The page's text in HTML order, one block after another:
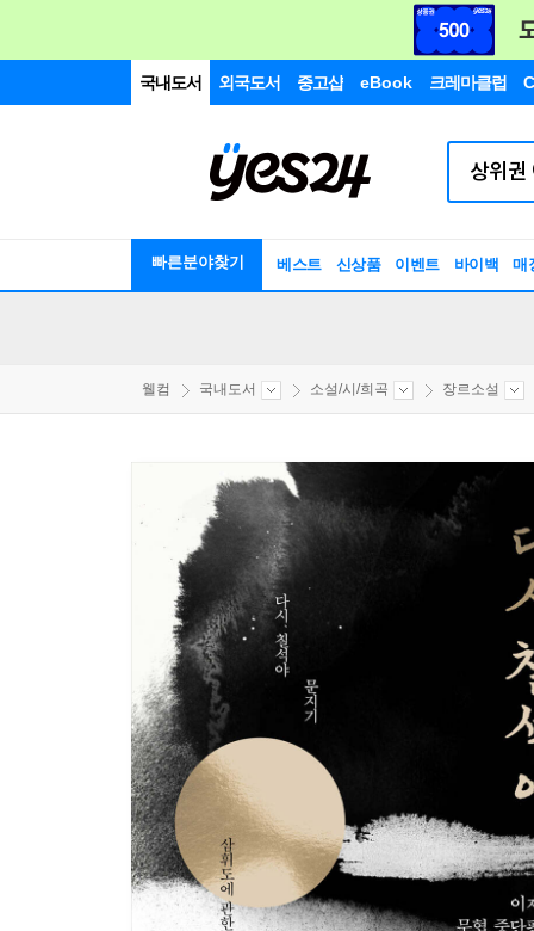
국내도서 외국도서 중고샵 eBook 크레마클럽
빠른분야찾기 베스트 신상품 이벤트 바이백 매
웰컴 국내도서 소설/시/희곡 장르소설